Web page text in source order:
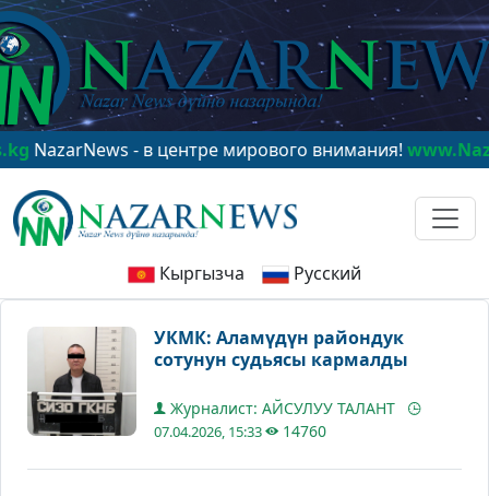
- в центре мирового внимания!
Кыргызча Русский
УКМК: Аламүдүн райондук
сотунун судьясы кармалды
Журналист: АЙСУЛУУ ТАЛАНТ
07.04.2026, 15:33 14760